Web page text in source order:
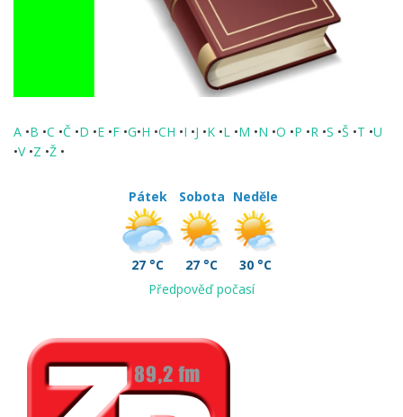
A •B •C •Č •D •E •F •G•H •CH •I •J •K •L •M •N •O •P •R •S •Š •T •U
•V •Z •Ž •
Pátek
27 °C
Sobota
27 °C
Neděle
30 °C
Předpověď počasí